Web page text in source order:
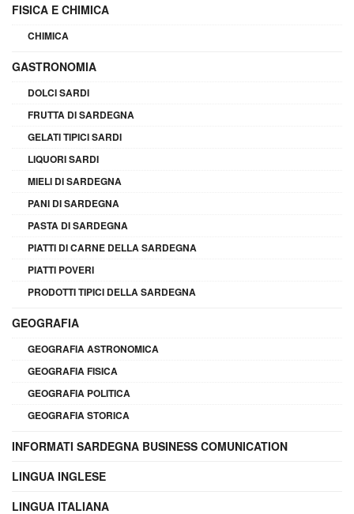
FISICA E CHIMICA
CHIMICA
GASTRONOMIA
DOLCI SARDI
FRUTTA DI SARDEGNA
GELATI TIPICI SARDI
LIQUORI SARDI
MIELI DI SARDEGNA
PANI DI SARDEGNA
PASTA DI SARDEGNA
PIATTI DI CARNE DELLA SARDEGNA
PIATTI POVERI
PRODOTTI TIPICI DELLA SARDEGNA
GEOGRAFIA
GEOGRAFIA ASTRONOMICA
GEOGRAFIA FISICA
GEOGRAFIA POLITICA
GEOGRAFIA STORICA
INFORMATI SARDEGNA BUSINESS COMUNICATION
LINGUA INGLESE
LINGUA ITALIANA